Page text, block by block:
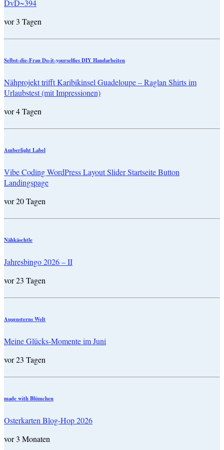
DvD~394
vor 3 Tagen
Selbst-die-Frau Do-it-yourselfies DIY Handarbeiten
Nähprojekt trifft Karibikinsel Guadeloupe – Raglan Shirts im
Urlaubstest (mit Impressionen)
vor 4 Tagen
Amberlight Label
Vibe Coding WordPress Layout Slider Startseite Button
Landingspage
vor 20 Tagen
Nähkäschtle
Jahresbingo 2026 – II
vor 23 Tagen
Augensterns Welt
Meine Glücks-Momente im Juni
vor 23 Tagen
made with Blümchen
Osterkarten Blog-Hop 2026
vor 3 Monaten